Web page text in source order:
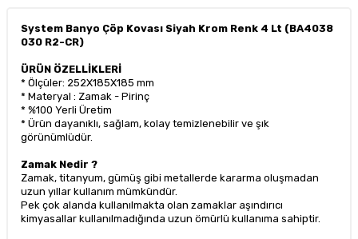
System Banyo Çöp Kovası Siyah Krom Renk 4 Lt (BA4038
030 R2-CR)
ÜRÜN ÖZELLİKLERİ
* Ölçüler: 252X185X185 mm
* Materyal : Zamak - Pirinç
* %100 Yerli Üretim
* Ürün dayanıklı, sağlam, kolay temizlenebilir ve şık
görünümlüdür.
Zamak Nedir ?
Zamak, titanyum, gümüş gibi metallerde kararma oluşmadan
uzun yıllar kullanım mümkündür.
Pek çok alanda kullanılmakta olan zamaklar aşındırıcı
kimyasallar kullanılmadığında uzun ömürlü kullanıma sahiptir.